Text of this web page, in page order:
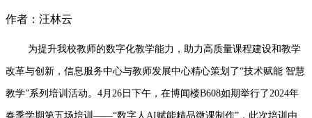
作者：汪林云
为提升我校教师的数字化教学能力，助力高质量课程建设和教学
改革与创新，信息服务中心与教师发展中心精心策划了“技术赋能 智慧
教学”系列培训活动。4月26日下午，在博闻楼B608如期举行了2024年
春季学期第五场培训——“数字人AI赋能精品微课制作”，此次培训由